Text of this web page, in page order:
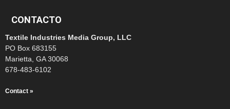
CONTACTO
Textile Industries Media Group, LLC
PO Box 683155
Marietta, GA 30068
678-483-6102
Contact »